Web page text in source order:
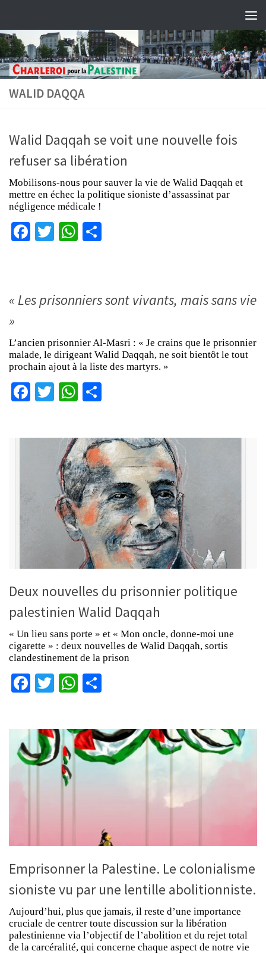
WALID DAQQA
Walid Daqqah se voit une nouvelle fois
refuser sa libération
Mobilisons-nous pour sauver la vie de Walid Daqqah et
mettre en échec la politique sioniste d’assassinat par
négligence médicale !
Facebook
TwitterWhatsApp
« Les prisonniers sont vivants, mais sans vie
»
L’ancien prisonnier Al-Masri : « Je crains que le prisonnier
malade, le dirigeant Walid Daqqah, ne soit bientôt le tout
prochain ajout à la liste des martyrs. »
Facebook
TwitterWhatsApp
Deux nouvelles du prisonnier politique
palestinien Walid Daqqah
« Un lieu sans porte » et « Mon oncle, donne-moi une
cigarette » : deux nouvelles de Walid Daqqah, sortis
clandestinement de la prison
Facebook
TwitterWhatsApp
Emprisonner la Palestine. Le colonialisme
sioniste vu par une lentille abolitionniste.
Aujourd’hui, plus que jamais, il reste d’une importance
cruciale de centrer toute discussion sur la libération
palestinienne via l’objectif de l’abolition et du rejet total
de la carcéralité, qui concerne chaque aspect de notre vie